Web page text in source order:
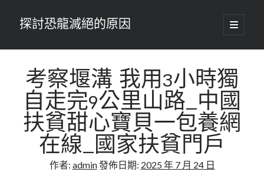
探討恐龍滅絕的原因
開
啟
要
單
考察堰溝 我用3小時獨
自走完9公里山路_中國
扶貧甜心寶貝一包養網
在線_國家扶貧門戶
作者: admin發佈日期: 2025 年 7 月 24 日